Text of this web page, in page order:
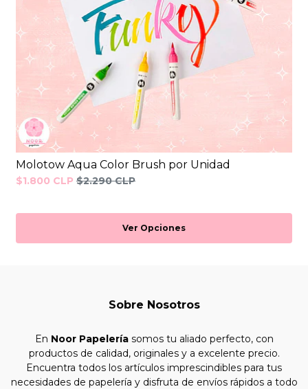
Molotow Aqua Color Brush por Unidad
$1.800 CLP $2.290 CLP
Ver Opciones
Sobre Nosotros
En Noor Papeleríasomos tu aliado perfecto, con
productos de calidad, originales y a excelente precio.
Encuentra todos los artículos imprescindibles para tus
necesidades de papelería y disfruta de envíos rápidos a todo